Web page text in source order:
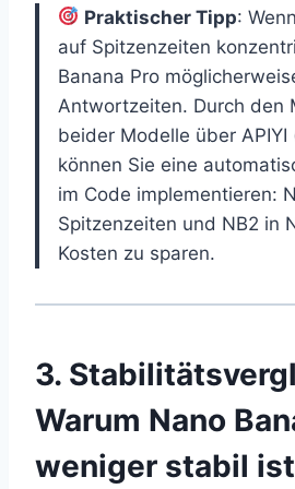
Praktischer Tipp:
auf Spitzenzeiten
Banana Pro
Antwortzeiten. Durch den
beider Modelle über APIYI
können Sie eine
im Code implementieren:
Spitzenzeiten und NB2 in
Kosten zu sparen.
3.
Warum Nano
weniger stabil